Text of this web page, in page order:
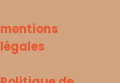
mentions
légales